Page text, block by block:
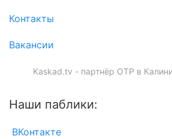
Контакты
Вакансии
Kaskad.tv - партнёр ОТР в
Наши паблики:
ВКонтакте